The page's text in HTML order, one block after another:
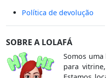
Política de devolução
SOBRE A LOLAFÁ
Somos
para